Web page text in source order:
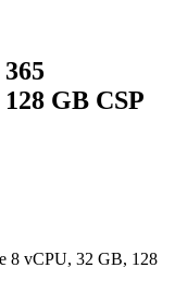
GB CSP